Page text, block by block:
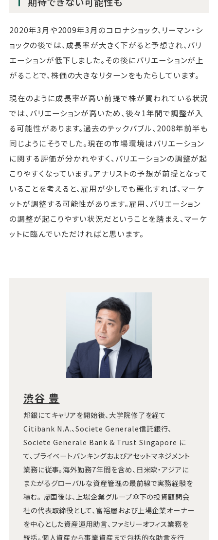
2020年3月や2009年3月のコロナショック、リーマン・シ
ョックの後では、成長率が大きく下がると予想され、バリ
エーションが低下しました。その後にバリエーションが上
がることで、株価の大きなリターンをもたらしています。
現在のように成長率が高い前提で株が買われている状況
では、バリエーションが高いため、後々1年間で調整が入
る可能性があります。過去のテックバブル、2008年前半も
同じようにそうでした。現在の市場環境はバリエーション
に関する評価が分かれやすく、バリエーションの調整が起
こりやすくなっています。アナリストの予想が前提となって
いることを考えると、雇用が少しでも悪化すれば、マーケ
ットが調整する可能性があります。雇用、バリエーション
の調整が起こりやすい状況だということを踏まえ、マーケ
ットに臨んでいただければと思います。
渋谷 豊
邦銀にてキャリアを開始後、大学院修了を経て
Citibank N.A.、Societe Generale信託銀行、
Societe Generale Bank & Trust Singapore に
て、プライベートバンキングおよびアセットマネジメント
業務に従事。海外勤務7年間を含め、日米欧・アジアに
またがるグローバルな資産管理の最前線で実務経験を
積む。 帰国後は、上場企業グループ傘下の投資顧問会
社の代表取締役として、富裕層および上場企業オーナー
を中心とした資産運用助言、ファミリーオフィス業務を
統括。個人資産から事業資産まで包括的な助言を行